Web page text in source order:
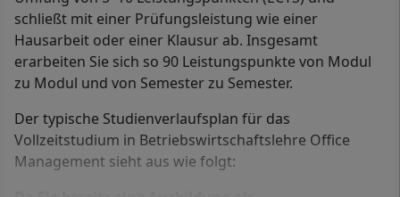
Mit Ihrem Bachelor in Betriebswirtschaftslehre Office
Management arbeiten Sie beispielsweise als Office-Manager oder
als Assistenz der Geschäftsleitung.
Der Bachelorstudiengang Betriebswirtschaftslehre
Office Management richtet sichausschließlichan
Personen, die bereits eine Ausbildung als
schließt mit einer Prüfungsleistung wie einer
Hausarbeit oder einer Klausur ab. Insgesamt
erarbeiten Sie sich so 90 Leistungspunkte von Modul
zu Modul und von Semester zu Semester.
Der typische Studienverlaufsplan für das
Vollzeitstudium in Betriebswirtschaftslehre Office
Management sieht aus wie folgt: